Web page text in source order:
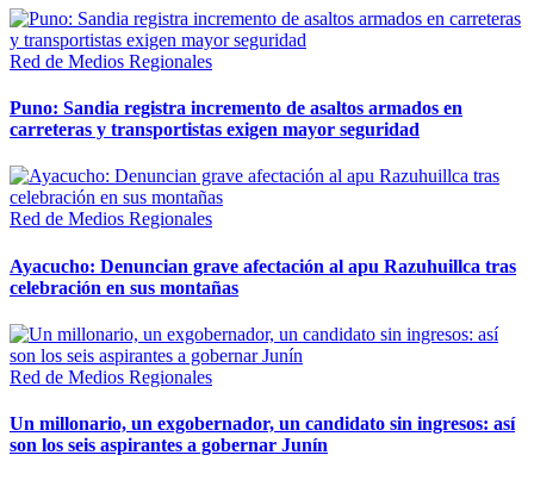
Red de Medios Regionales
Puno: Sandia registra incremento de asaltos armados en
carreteras y transportistas exigen mayor seguridad
Red de Medios Regionales
Ayacucho: Denuncian grave afectación al apu Razuhuillca tras
celebración en sus montañas
Red de Medios Regionales
Un millonario, un exgobernador, un candidato sin ingresos: así
son los seis aspirantes a gobernar Junín